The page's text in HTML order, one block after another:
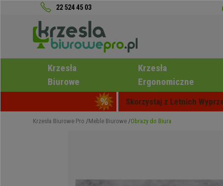
22 524 45 03
Krzesła
Biurowe
Krzesła
Ergonomiczne
Skorzystaj z Letnich
Krzesła Biurowe Pro Meble Biurowe Obrazy do Biura